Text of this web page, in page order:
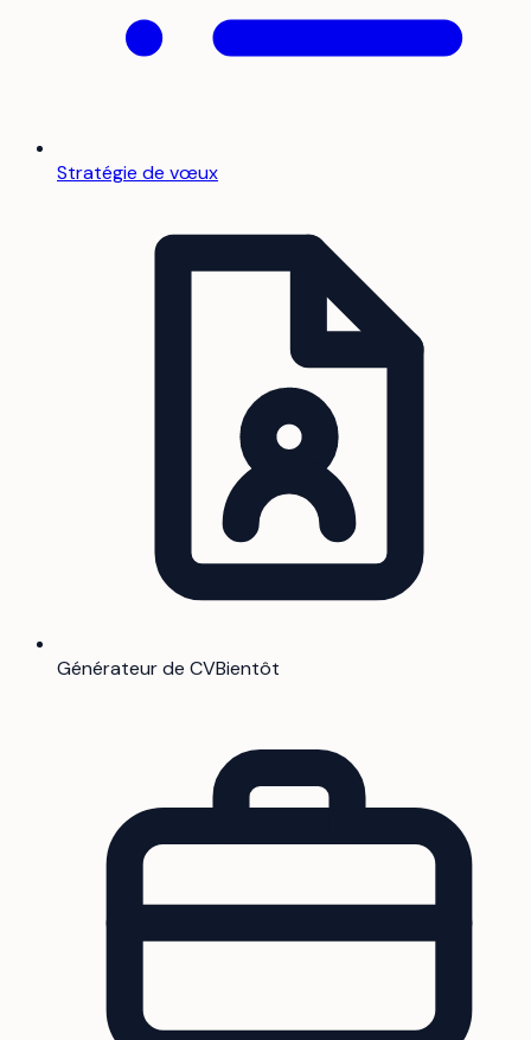
Stratégie de vœux
Générateur de CVBientôt